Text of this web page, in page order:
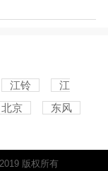
江铃
江
北京
东风
版权所有